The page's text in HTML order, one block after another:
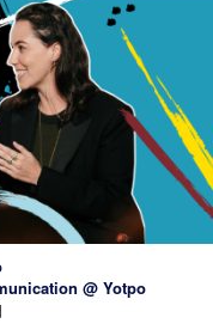
@ Yotpo